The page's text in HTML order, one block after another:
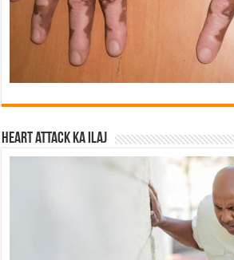
Heart attack ka ilaj